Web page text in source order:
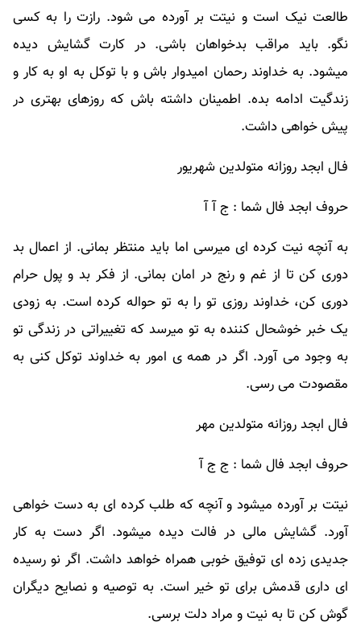
طالعت نیک است و نیتت بر آورده می شود. رازت را به کسی
نگو. باید مراقب بدخواهان باشی. در کارت گشایش دیده
میشود. به خداوند رحمان امیدوار باش و با توکل به او به کار و
زندگیت ادامه بده. اطمینان داشته باش که روزهای بهتری در
پیش خواهی داشت.
فـال ابجد روزانه متولدین شهریور
حروف ابجد فال شما : ج آ ‌آ
به آنچه نیت کرده ای میرسی اما باید منتظر بمانی. از اعمال بد
دوری کن تا از غم و رنج در امان بمانی. از فکر بد و پول حرام
دوری کن، خداوند روزی تو را به تو حواله کرده است. به زودی
یک خبر خوشحال کننده به تو میرسد که تغییراتی در زندگی تو
به وجود می آورد. اگر در همه ی امور به خداوند توکل کنی به
مقصودت می رسی.
فـال ابجد روزانه متولدین مهر
حروف ابجد فال شما : ج ج آ
نیتت بر آورده میشود و آنچه که طلب کرده ای به دست خواهی
آورد. گشایش مالی در فالت دیده میشود. اگر دست به کار
جدیدی زده ای توفیق خوبی همراه خواهد داشت. اگر نو رسیده
ای داری قدمش برای تو خیر است. به توصیه و نصایح دیگران
گوش کن تا به نیت و مراد دلت برسی.